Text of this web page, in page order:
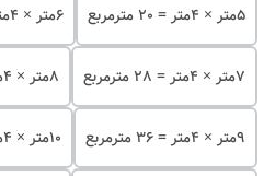
۵متر × 4متر = 20 مترمربع ۶متر × 4متر = 24 مترمربع
۷متر × 4متر = ۲8 مترمربع ۸متر × 4متر = 32 مترمربع
۹متر × 4متر = 36 مترمربع ۱۰متر × 4متر = 40 مترمربع